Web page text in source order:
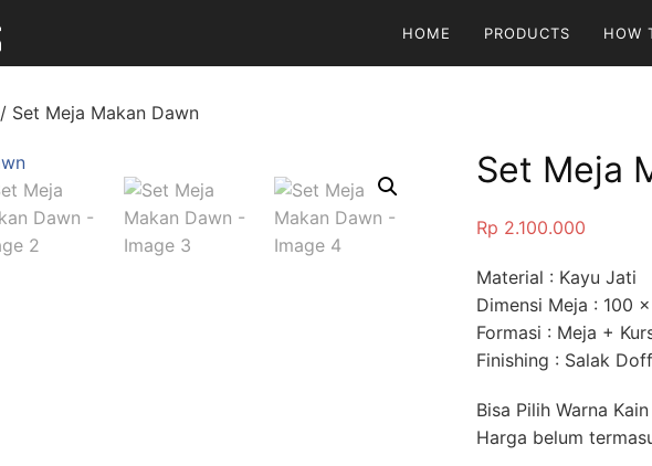
HOME PRODUCTS HOW
/ Set Meja Makan Dawn
Set Meja
Rp 2.100.000
Material : Kayu Jati
Dimensi Meja : 100
Formasi : Meja +
Finishing : Salak Doff
Bisa Pilih Warna
Harga belum